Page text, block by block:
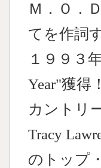
Ｍ．Ｏ．
てを作詞
１９９３
Year"獲得！
カントリ
Tracy
のトップ